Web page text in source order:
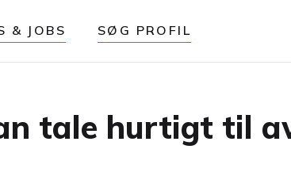
& JOBS SØG PROFIL
tale hurtigt til